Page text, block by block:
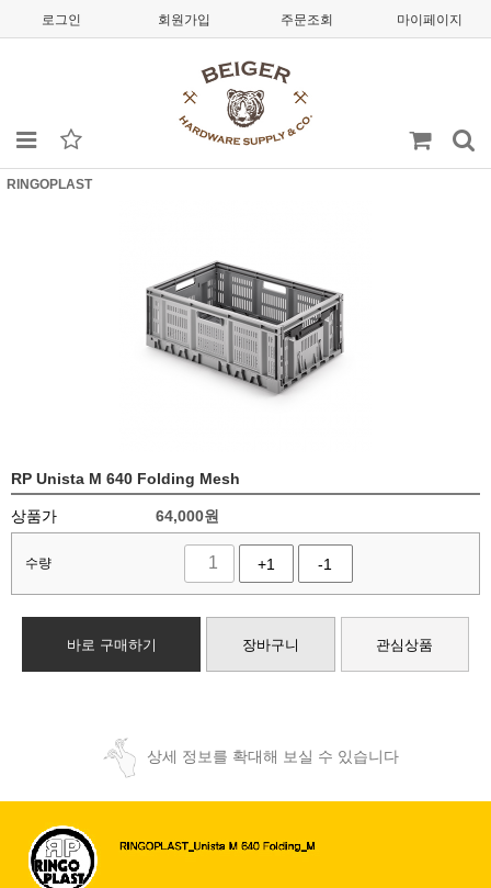
로그인 회원가입 주문조회 마이페이지
RINGOPLAST
RP Unista M 640 Folding Mesh
상품가 64,000원
수량 +1 -1
바로 구매하기 장바구니 관심상품
상세 정보를 확대해 보실 수 있습니다